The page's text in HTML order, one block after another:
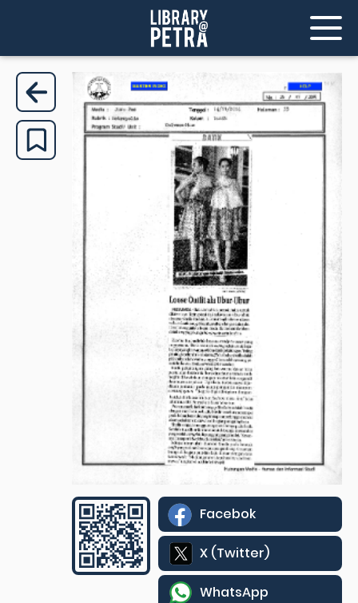
Facebok
X (Twitter)
WhatsApp